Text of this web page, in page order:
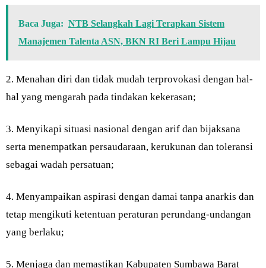
Baca Juga: NTB Selangkah Lagi Terapkan Sistem
Manajemen Talenta ASN, BKN RI Beri Lampu Hijau
2. Menahan diri dan tidak mudah terprovokasi dengan hal-
hal yang mengarah pada tindakan kekerasan;
3. Menyikapi situasi nasional dengan arif dan bijaksana
serta menempatkan persaudaraan, kerukunan dan toleransi
sebagai wadah persatuan;
4. Menyampaikan aspirasi dengan damai tanpa anarkis dan
tetap mengikuti ketentuan peraturan perundang-undangan
yang berlaku;
5. Menjaga dan memastikan Kabupaten Sumbawa Barat